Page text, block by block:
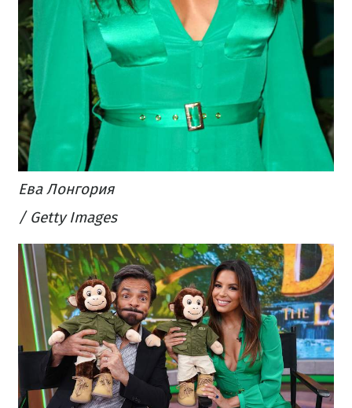
Ева Лонгория
/ Getty Images